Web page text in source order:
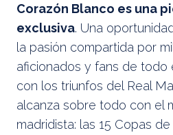
Corazón Blanco es una
exclusiva. Una
la pasión compartida por
aficionados y fans de todo
con los triunfos del Real
alcanza sobre todo con el
madridista: las 15 Copas